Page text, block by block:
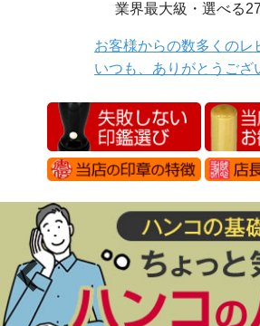
業界最大級・選べる
お客様からの数多くのレ
いつも、ありがとうござ